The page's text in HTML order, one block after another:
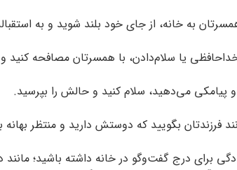
به خانه، از جای خود بلند شوید و به
یا سلام‌دادن، با همسرتان مصافحه کنید
پیامکی می‌دهید، سلام کنید و حالش را بپرسید.
فرزندتان بگویید که دوستش دارید و منتظر بهانه
برای درج گفت‌وگو در خانه داشته باشید؛